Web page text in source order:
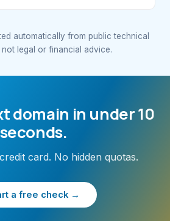
automatically from public technical
not legal or financial advice.
domain in under 10
seconds.
card. No hidden quotas.
a free check →